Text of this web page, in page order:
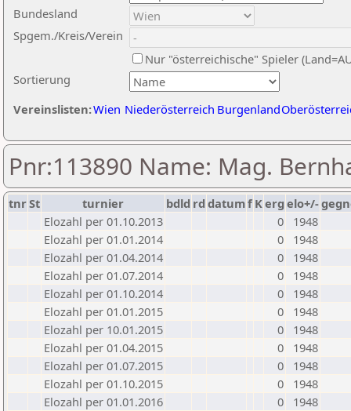
Sortierung
Bundesland
Spgem./Kreis/Verein
Nur "österreichische" Spieler
Vereinslisten:Wien Niederösterreich Burgenland
Pnr:113890 Name: Mag.
tnrSt turnier bdld rd datumf Kerg elo+/-
Elozahl per 01.10.2013
0
1948
Elozahl per 01.01.2014
0
1948
Elozahl per 01.04.2014
0
1948
Elozahl per 01.07.2014
0
1948
Elozahl per 01.10.2014
0
1948
Elozahl per 01.01.2015
0
1948
Elozahl per 10.01.2015
0
1948
Elozahl per 01.04.2015
0
1948
Elozahl per 01.07.2015
0
1948
Elozahl per 01.10.2015
0
1948
Elozahl per 01.01.2016
0
1948